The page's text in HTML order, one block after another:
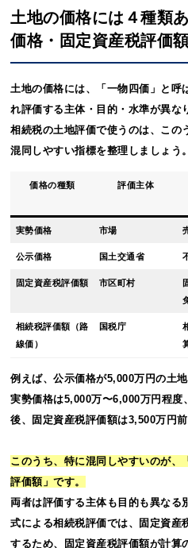
土地の価格には４種類
価格・固定資産税評価
土地の価格には、「一物四価」と呼
れ評価する主体・目的・水準が異な
相続税の土地評価で使うのは、この
混同しやすい指標を整理しましょう。
価格の種類 評価主体
実勢価格 市場
公示価格 国土交通省
固定資産税評価額 市区町村
相続税評価額（路
線価）
国税庁
例えば、公示価格が5,000万円の土
実勢価格は5,000万〜6,000万円程度
後、固定資産税評価額は3,500万円
このうち、特に混同しやすいのが、
評価額」です。
両者は評価する主体も目的も異なる
式による相続税評価では、固定資産
するため、固定資産税評価額が計算